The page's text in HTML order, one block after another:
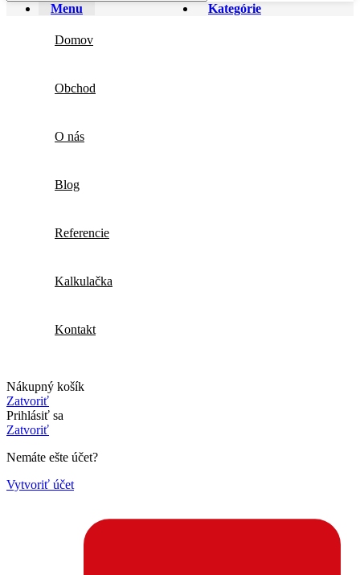
Menu Kategórie
Domov
Obchod
O nás
Blog
Referencie
Kalkulačka
Kontakt
Nákupný košík
Zatvoriť
Prihlásiť sa
Zatvoriť
Nemáte ešte účet?
Vytvoriť účet